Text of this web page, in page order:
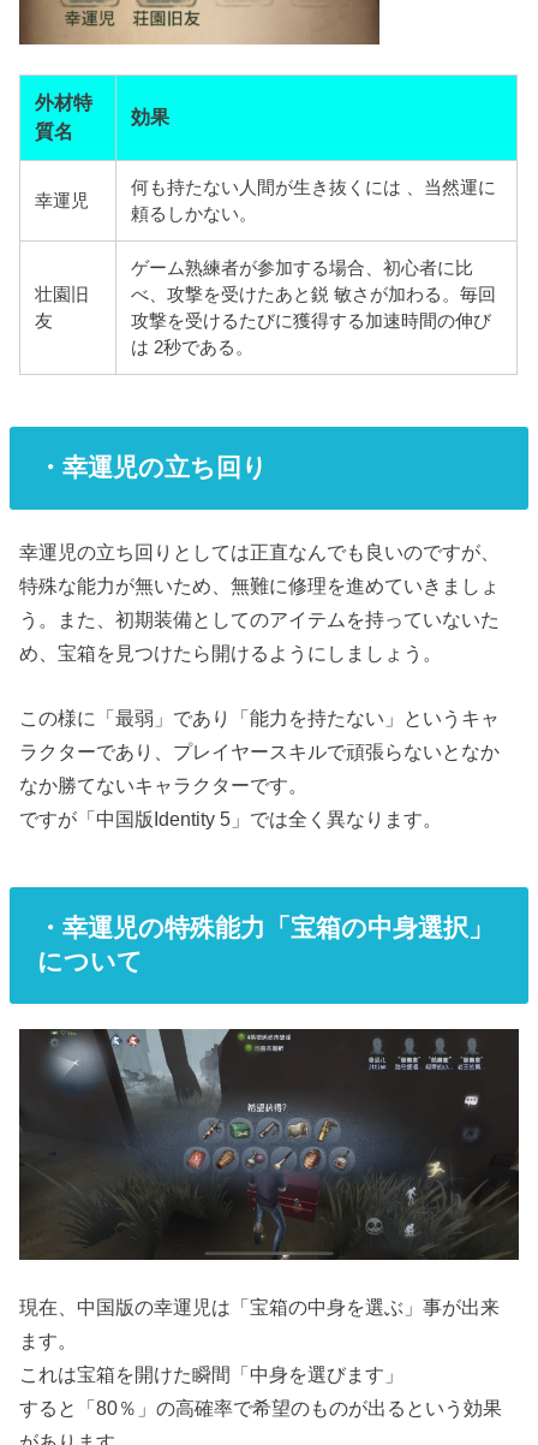
外材特
質名
効果
幸運児
何も持たない人間が生き抜くには 、当然運に
頼るしかない。
壮園旧
友
ゲーム熟練者が参加する場合、初心者に比
べ、攻撃を受けたあと鋭 敏さが加わる。毎回
攻撃を受けるたびに獲得する加速時間の伸び
は 2秒である。
・幸運児の立ち回り
幸運児の立ち回りとしては正直なんでも良いのですが、
特殊な能力が無いため、無難に修理を進めていきましょ
う。また、初期装備としてのアイテムを持っていないた
め、宝箱を見つけたら開けるようにしましょう。
この様に「最弱」であり「能力を持たない」というキャ
ラクターであり、プレイヤースキルで頑張らないとなか
なか勝てないキャラクターです。
ですが「中国版Identity 5」では全く異なります。
・幸運児の特殊能力「宝箱の中身選択」
について
現在、中国版の幸運児は「宝箱の中身を選ぶ」事が出来
ます。
これは宝箱を開けた瞬間「中身を選びます」
すると「80％」の高確率で希望のものが出るという効果